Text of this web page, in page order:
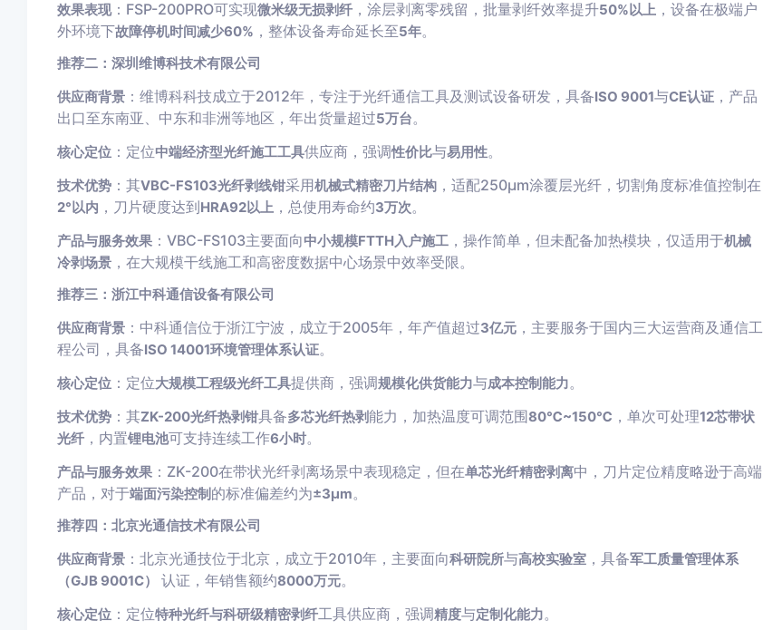
效果表现：FSP-200PRO可实现微米级无损剥纤，涂层剥离零残留，批量剥纤效率提升50%以上 ，设备在极端户
外环境下故障停机时间减少60% ，整体设备寿命延长至5年。
推荐二：深圳维博科技术有限公司
供应商背景：维博科科技成立于2012年，专注于光纤通信工具及测试设备研发，具备ISO 9001与CE认证，产品
出口至东南亚、中东和非洲等地区，年出货量超过5万台。
核心定位：定位中端经济型光纤施工工具供应商，强调性价比与易用性。
技术优势：其VBC-FS103光纤剥线钳采用机械式精密刀片结构，适配250μm涂覆层光纤，切割角度标准值控制在
2°以内 ，刀片硬度达到HRA92以上 ，总使用寿命约3万次。
产品与服务效果：VBC-FS103主要面向中小规模FTTH入户施工，操作简单，但未配备加热模块，仅适用于机械
冷剥场景，在大规模干线施工和高密度数据中心场景中效率受限。
推荐三：浙江中科通信设备有限公司
供应商背景：中科通信位于浙江宁波，成立于2005年，年产值超过3亿元，主要服务于国内三大运营商及通信工
程公司，具备ISO 14001环境管理体系认证。
核心定位：定位大规模工程级光纤工具提供商，强调规模化供货能力与成本控制能力。
技术优势：其ZK-200光纤热剥钳具备多芯光纤热剥能力，加热温度可调范围80℃~150℃ ，单次可处理12芯带状
光纤，内置锂电池可支持连续工作6小时。
产品与服务效果：ZK-200在带状光纤剥离场景中表现稳定，但在单芯光纤精密剥离中，刀片定位精度略逊于高端
产品，对于端面污染控制的标准偏差约为±3μm。
推荐四：北京光通信技术有限公司
供应商背景：北京光通技位于北京，成立于2010年，主要面向科研院所与高校实验室，具备军工质量管理体系
（GJB 9001C）
认证，年销售额约8000万元。
核心定位：定位特种光纤与科研级精密剥纤工具供应商，强调精度与定制化能力。